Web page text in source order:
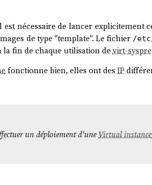
nécessaire de lancer explicitement
de type "template". Le fichier /
fin de chaque utilisation de virt-
fonctionne bien, elles ont desIP
un déploiement d'uneVirtual instance